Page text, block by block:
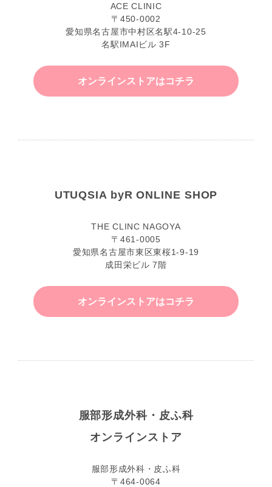
ACE CLINIC
〒450-0002
愛知県名古屋市中村区名駅4-10-25
名駅IMAIビル 3F
オンラインストアはコチラ
UTUQSIA byR ONLINE SHOP
THE CLINC NAGOYA
〒461-0005
愛知県名古屋市東区東桜1-9-19
成田栄ビル 7階
オンラインストアはコチラ
服部形成外科・皮ふ科
オンラインストア
服部形成外科・皮ふ科
〒464-0064